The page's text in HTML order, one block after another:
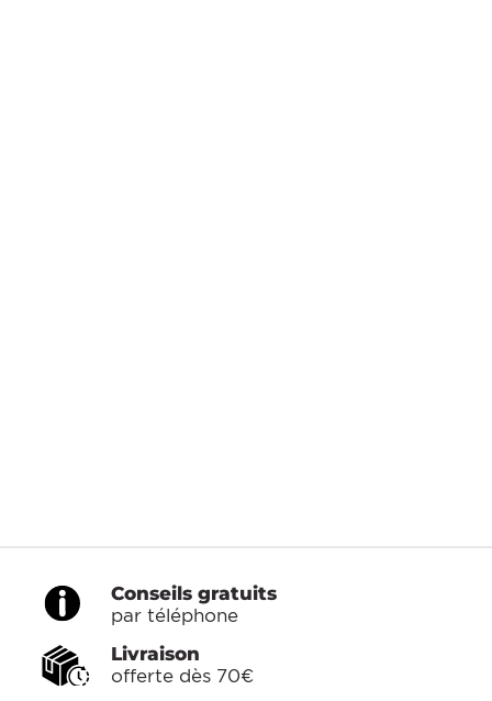
Conseils gratuits
par téléphone
Livraison
offerte dès 70€